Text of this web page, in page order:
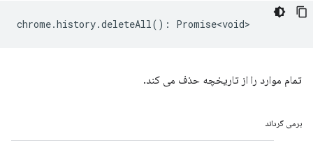
chrome.history.deleteAll() : Promise<void>
تمام موارد را از تاریخچه حذف می کند.
برمی گرداند